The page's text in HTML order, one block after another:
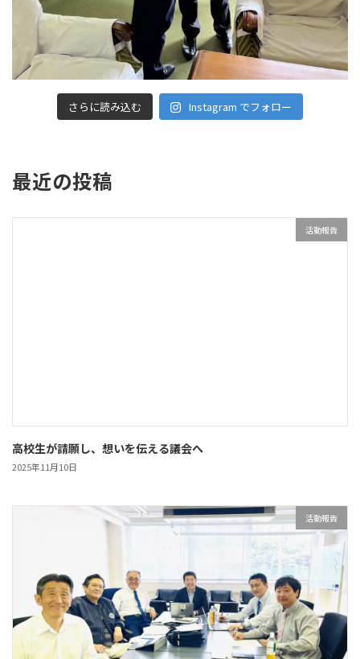
さらに読み込む Instagram でフォロー
最近の投稿
活動報告
高校生が請願し、想いを伝える議会へ
2025年11月10日
活動報告